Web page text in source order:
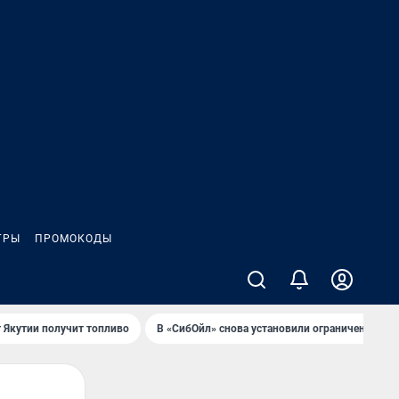
ПРОМОКОДЫ
получит топливо В «СибОйл» снова установили ограничения